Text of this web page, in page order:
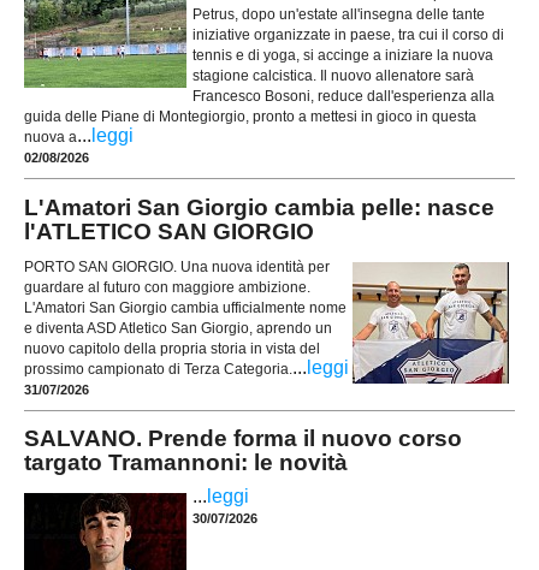
Petrus, dopo un'estate all'insegna delle tante
iniziative organizzate in paese, tra cui il corso di
tennis e di yoga, si accinge a iniziare la nuova
stagione calcistica. Il nuovo allenatore sarà
Francesco Bosoni, reduce dall'esperienza alla
guida delle Piane di Montegiorgio, pronto a mettesi in gioco in questa
nuova a... leggi
02/08/2026
L'Amatori San Giorgio cambia pelle: nasce
l'ATLETICO SAN GIORGIO
PORTO SAN GIORGIO. Una nuova identità per
guardare al futuro con maggiore ambizione.
L'Amatori San Giorgio cambia ufficialmente nome
e diventa ASD Atletico San Giorgio, aprendo un
nuovo capitolo della propria storia in vista del
prossimo campionato di Terza Categoria. ... leggi
31/07/2026
SALVANO. Prende forma il nuovo corso
targato Tramannoni: le novità
... leggi
30/07/2026